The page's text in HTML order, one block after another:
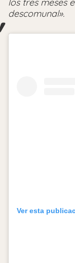
los tres meses
descomunal».
Ver esta